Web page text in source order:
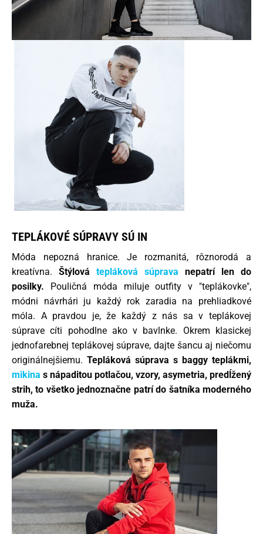
TEPLÁKOVÉ SÚPRAVY SÚ IN
Móda nepozná hranice. Je rozmanitá, rôznorodá a
kreatívna. Štýlová tepláková súprava nepatrí len do
posilky. Pouličná móda miluje outfity v "teplákovke",
módni návrhári ju každý rok zaradia na prehliadkové
móla. A pravdou je, že každý z nás sa v teplákovej
súprave cíti pohodlne ako v bavlnke. Okrem klasickej
jednofarebnej teplákovej súprave, dajte šancu aj niečomu
originálnejšiemu. Tepláková súprava s baggy teplákmi,
mikina s nápaditou potlačou, vzory, asymetria, predĺžený
strih, to všetko jednoznačne patrí do šatníka moderného
muža.